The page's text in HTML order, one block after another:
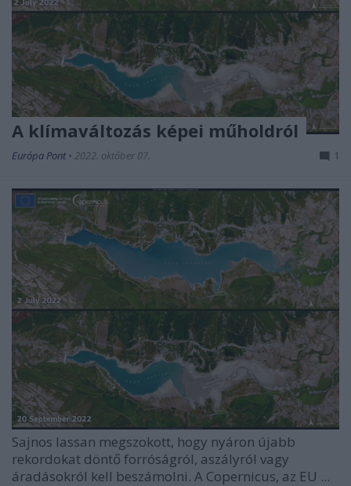
A klímaváltozás képei műholdról
Európa Pont • 2022. október 07. 1
Sajnos lassan megszokott, hogy nyáron újabb
rekordokat döntő forróságról, aszályról vagy
áradásokról kell beszámolni. A Copernicus, az EU ...